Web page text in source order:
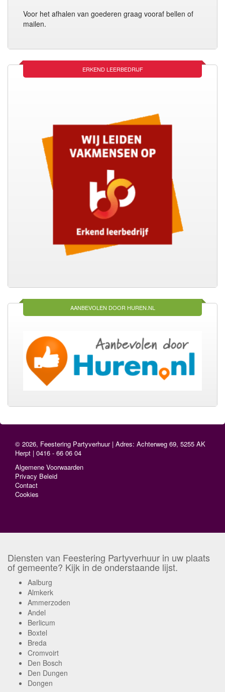
Voor het afhalen van goederen graag vooraf bellen of
mailen.
ERKEND LEERBEDRIJF
AANBEVOLEN DOOR HUREN.NL
© 2026, Feestering Partyverhuur | Adres: Achterweg 69, 5255 AK
Herpt | 0416 - 66 06 04
Algemene Voorwaarden
Privacy Beleid
Contact
Cookies
Diensten van Feestering Partyverhuur in uw plaats
of gemeente? Kijk in de onderstaande lijst.
Aalburg
Almkerk
Ammerzoden
Andel
Berlicum
Boxtel
Breda
Cromvoirt
Den Bosch
Den Dungen
Dongen